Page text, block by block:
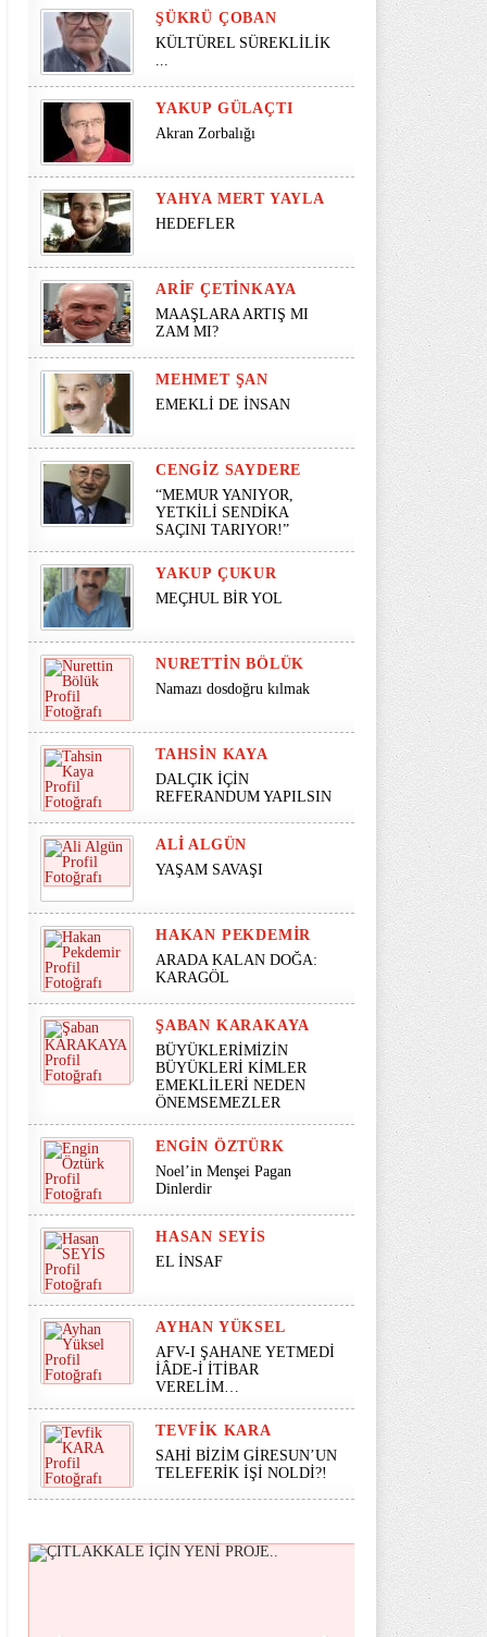
ŞÜKRÜ ÇOBAN
KÜLTÜREL SÜREKLİLİK
...
YAKUP GÜLAÇTI
Akran Zorbalığı
YAHYA MERT YAYLA
HEDEFLER
ARIF ÇETINKAYA
MAAŞLARA ARTIŞ MI
ZAM MI?
MEHMET ŞAN
EMEKLİ DE İNSAN
CENGIZ SAYDERE
“MEMUR YANIYOR,
YETKİLİ SENDİKA
SAÇINI TARIYOR!”
YAKUP ÇUKUR
MEÇHUL BİR YOL
NURETTIN BÖLÜK
Namazı dosdoğru kılmak
TAHSIN KAYA
DALÇIK İÇİN
REFERANDUM YAPILSIN
ALI ALGÜN
YAŞAM SAVAŞI
HAKAN PEKDEMIR
ARADA KALAN DOĞA:
KARAGÖL
ŞABAN KARAKAYA
BÜYÜKLERİMİZİN
BÜYÜKLERİ KİMLER
EMEKLİLERİ NEDEN
ÖNEMSEMEZLER
ENGIN ÖZTÜRK
Noel’in Menşei Pagan
Dinlerdir
HASAN SEYİS
EL İNSAF
AYHAN YÜKSEL
AFV-I ŞAHANE YETMEDİ
İÂDE-İ İTİBAR
VERELİM…
TEVFIK KARA
SAHİ BİZİM GİRESUN’UN
TELEFERİK İŞİ NOLDİ?!